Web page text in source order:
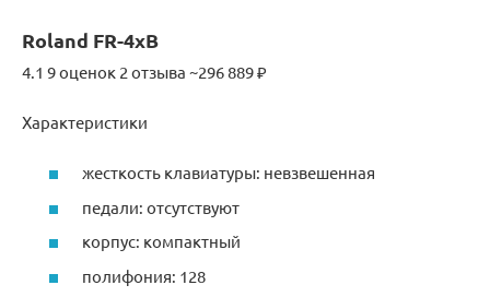
Roland FR-4xB
4.1 9 оценок 2 отзыва ~296 889 ₽
Характеристики
жесткость клавиатуры: невзвешенная
педали: отсутствуют
корпус: компактный
полифония: 128